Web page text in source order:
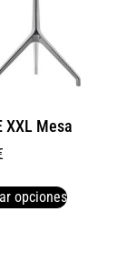
XXL Mesa
opciones